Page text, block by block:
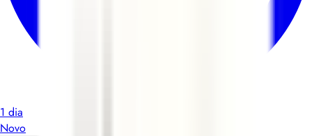
1 dia
Novo